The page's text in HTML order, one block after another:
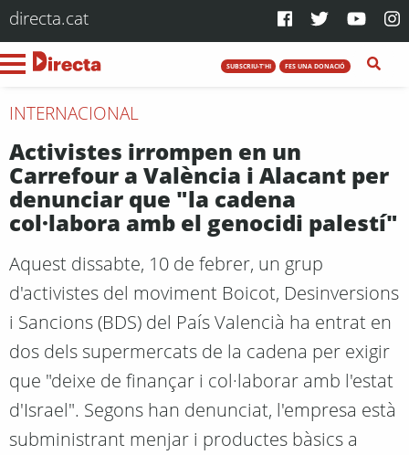
directa.cat
SUBSCRIU-T'HI FES UNA DONACIÓ
INTERNACIONAL
Activistes irrompen en un
Carrefour a València i Alacant per
denunciar que "la cadena
col·labora amb el genocidi palestí"
Aquest dissabte, 10 de febrer, un grup
d'activistes del moviment Boicot, Desinversions
i Sancions (BDS) del País Valencià ha entrat en
dos dels supermercats de la cadena per exigir
que "deixe de finançar i col·laborar amb l'estat
d'Israel". Segons han denunciat, l'empresa està
subministrant menjar i productes bàsics a